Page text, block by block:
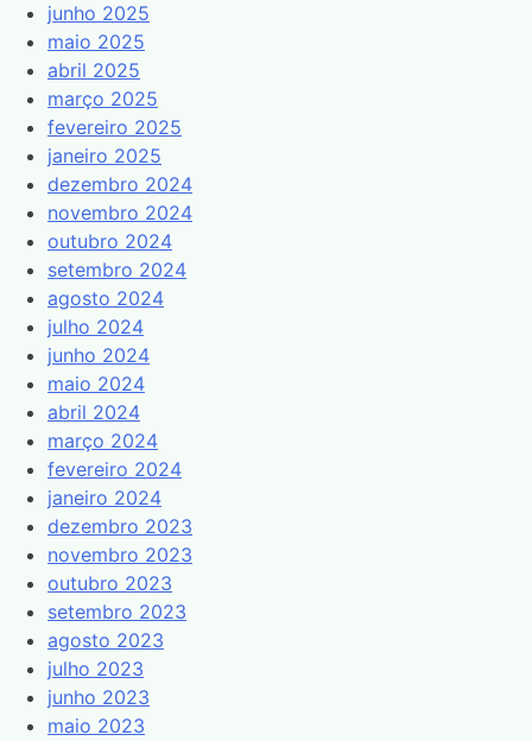
junho 2025
maio 2025
abril 2025
março 2025
fevereiro 2025
janeiro 2025
dezembro 2024
novembro 2024
outubro 2024
setembro 2024
agosto 2024
julho 2024
junho 2024
maio 2024
abril 2024
março 2024
fevereiro 2024
janeiro 2024
dezembro 2023
novembro 2023
outubro 2023
setembro 2023
agosto 2023
julho 2023
junho 2023
maio 2023